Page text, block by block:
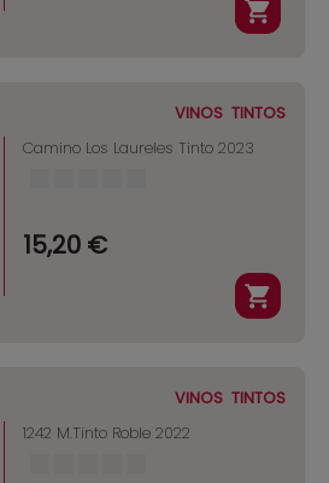
VINOS TINTOS
Camino Los Laureles Tinto 2023
15,20 €
VINOS TINTOS
1242 M.Tinto Roble 2022